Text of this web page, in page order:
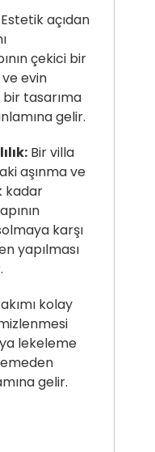
Estetik açıdan
çekici bir
evin
tasarıma
gelir.
Bir villa
aşınma ve
kadar
karşı
yapılması
kolay
lekeleme
gelir.